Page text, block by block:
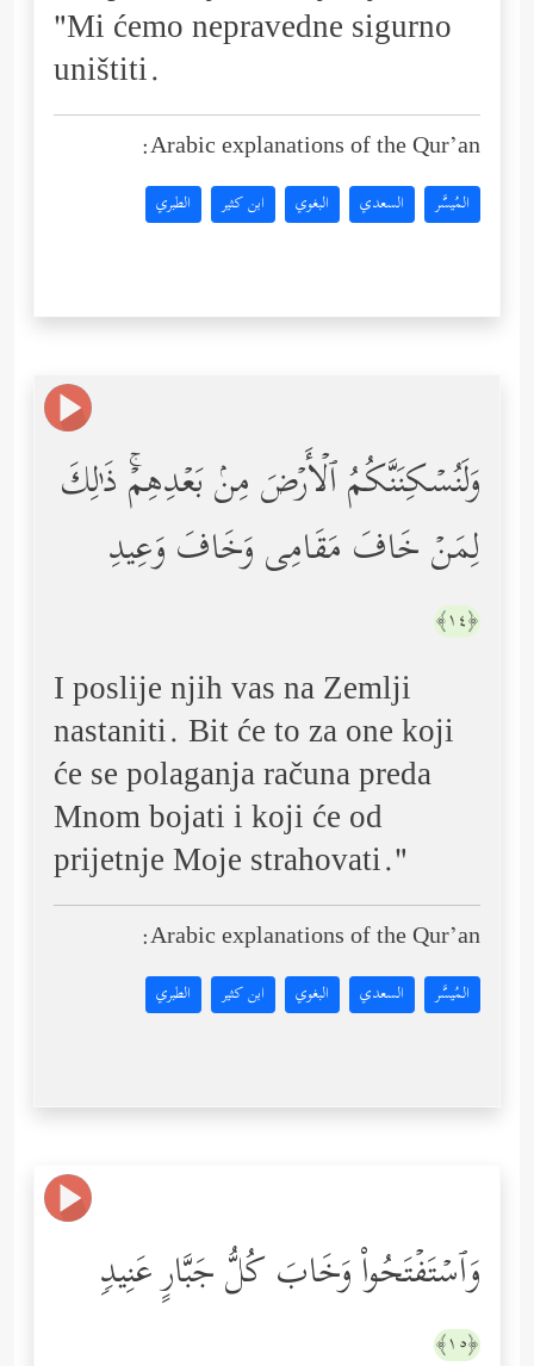
"Mi ćemo nepravedne sigurno
uništiti.
Arabic explanations of the Qur’an:
المُيسَّر السعدي البغوي ابن كثير الطبري
وَلَنُسۡكِنَنَّكُمُ ٱلۡأَرۡضَ مِنۢ بَعۡدِهِمۡۚ ذَ ٰ⁠لِكَ
لِمَنۡ خَافَ مَقَامِی وَخَافَ وَعِیدِ
﴿١٤﴾
I poslije njih vas na Zemlji
nastaniti. Bit će to za one koji
će se polaganja računa preda
Mnom bojati i koji će od
prijetnje Moje strahovati."
Arabic explanations of the Qur’an:
المُيسَّر السعدي البغوي ابن كثير الطبري
وَٱسۡتَفۡتَحُواْ وَخَابَ كُلُّ جَبَّارٍ عَنِیدࣲ
﴿١٥﴾